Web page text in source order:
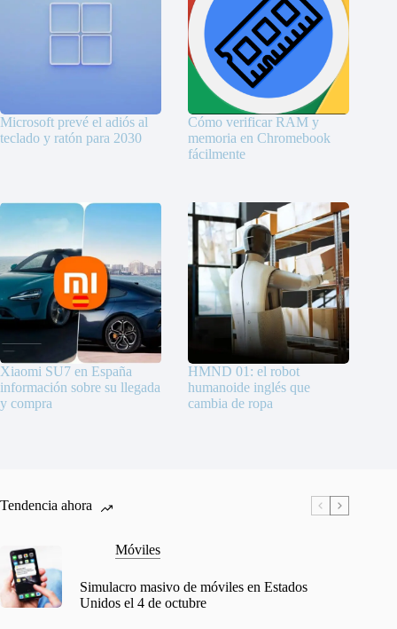
Microsoft prevé el adiós al
teclado y ratón para 2030
Cómo verificar RAM y
memoria en Chromebook
fácilmente
Xiaomi SU7 en España
información sobre su llegada
y compra
HMND 01: el robot
humanoide inglés que
cambia de ropa
Tendencia ahora
Móviles
Simulacro masivo de móviles en Estados
Unidos el 4 de octubre